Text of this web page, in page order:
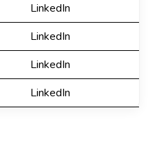
LinkedIn
LinkedIn
LinkedIn
LinkedIn